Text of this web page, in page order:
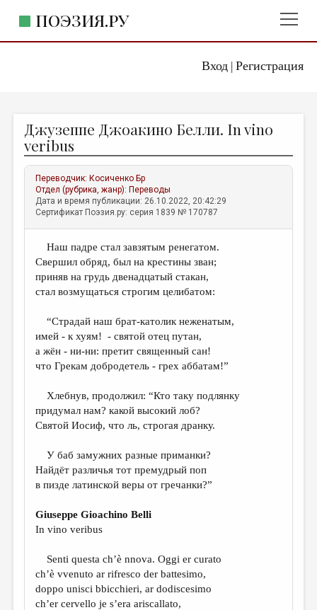
Вход| Регистрация
ПОЭЗИЯ.РУ
ЖАНРЫ
АВТОРЫ
КОММЕНТАРИИ
ЛИТСАЛОН
ПРАВИЛА САЙТА
ОТДЕЛЫ И РУБРИКИ
ДАЙДЖЕСТ
ПРОИЗВЕДЕНИЯ
КОНКУРСЫ
КНИЖНАЯ ПОЛКА
ОБЗОР ЛИТЕРАТУРЫ
СТРАНИЦЫ ПАМЯТИ
ОБЪЯВЛЕНИЯ
КОЛОНКА РЕДАКТОРА
РЕДКОЛЛЕГИЯ
Джузеппе Джоакино Белли. In vino
veribus
Переводчик: Косиченко Бр
Отдел (рубрика, жанр): Переводы
Дата и время публикации: 26.10.2022, 20:42:29
Сертификат Поэзия.ру: серия 1839 № 170787
Наш падре стал завзятым ренегатом.
Свершил обряд, был на крестины зван;
приняв на грудь двенадцатый стакан,
стал возмущаться строгим целибатом:
“Страдай наш брат-католик неженатым,
имей - к хуям! - святой отец путан,
а жён - ни-ни: претит священный сан!
что Грекам добродетель - грех аббатам!”
Хлебнув, продолжил: “Кто таку подлянку
придумал нам? какой высокий лоб?
Святой Иосиф, что ль, строгая дранку.
У баб замужних разные приманки?
Найдёт различья тот премудрый поп
в пизде латинской веры от гречанки?”
Giuseppe Gioachino Belli
In vino veribus
Senti questa ch’è nnova. Oggi er curato
ch’è vvenuto ar rifresco der battesimo,
doppo unisci bbicchieri, ar dodiscesimo
ch’er cervello je s’era ariscallato,